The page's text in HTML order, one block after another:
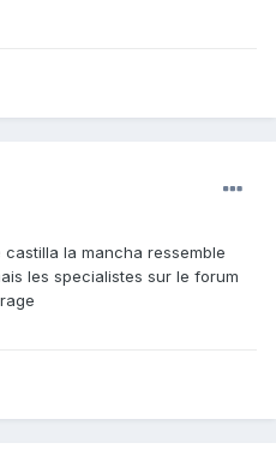
la mancha ressemble
les specialistes sur le forum